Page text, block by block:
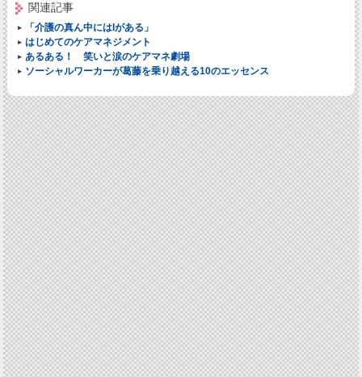
関連記事
「介護の真ん中にはIがある」
はじめてのケアマネジメント
あるある！ 笑いと涙のケアマネ劇場
ソーシャルワーカーが葛藤を乗り越える10のエッセンス